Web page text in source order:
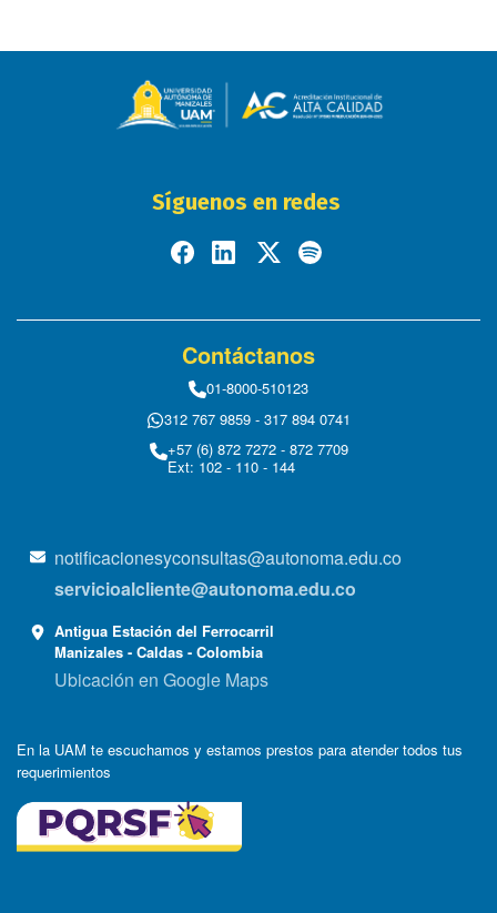
Síguenos en redes
Contáctanos
01-8000-510123
312 767 9859 - 317 894 0741
+57 (6) 872 7272 - 872 7709
Ext: 102 - 110 - 144
notificacionesyconsultas@autonoma.edu.co
servicioalcliente@autonoma.edu.co
Antigua Estación del Ferrocarril
Manizales - Caldas - Colombia
Ubicación en Google Maps
En la UAM te escuchamos y estamos prestos para atender todos tus
requerimientos